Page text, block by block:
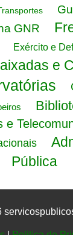
GNR
Exército e
e
e
Pública